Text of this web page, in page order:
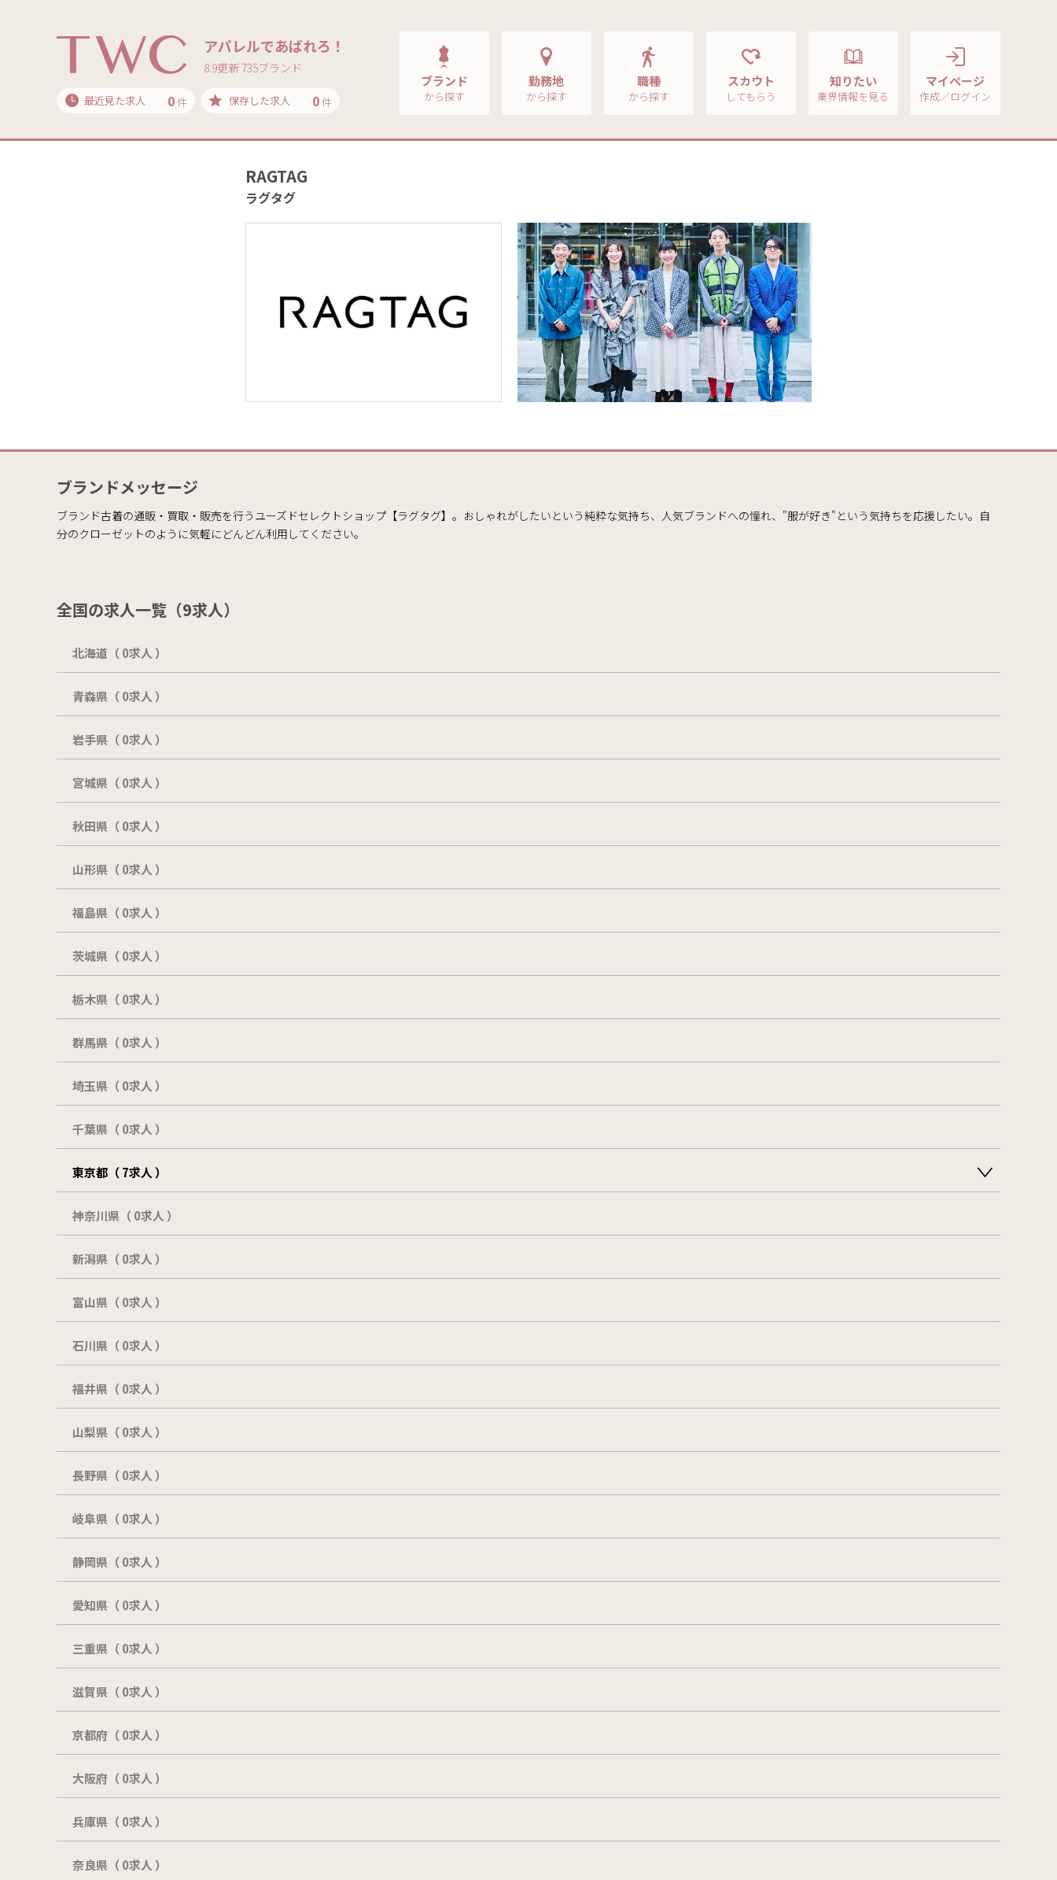
アパレルであばれろ！
8.9更新 735ブランド
最近見た求人 0件 保存した求人 0件
ブランド
から探す
勤務地
から探す
職種
から探す
スカウト
してもらう
知りたい
業界情報を見る
マイページ
作成／ログイン
RAGTAG
ラグタグ
ブランドメッセージ
ブランド古着の通販・買取・販売を行うユーズドセレクトショップ【ラグタグ】。おしゃれがしたいという純粋な気持ち、人気ブランドへの憧れ、"服が好き"という気持ちを応援したい。自
分のクローゼットのように気軽にどんどん利用してください。
全国の求人一覧（9求人）
北海道（ 0求人 ）
青森県（ 0求人 ）
岩手県（ 0求人 ）
宮城県（ 0求人 ）
秋田県（ 0求人 ）
山形県（ 0求人 ）
福島県（ 0求人 ）
茨城県（ 0求人 ）
栃木県（ 0求人 ）
群馬県（ 0求人 ）
埼玉県（ 0求人 ）
千葉県（ 0求人 ）
東京都（ 7求人 ）
神奈川県（ 0求人 ）
新潟県（ 0求人 ）
富山県（ 0求人 ）
石川県（ 0求人 ）
福井県（ 0求人 ）
山梨県（ 0求人 ）
長野県（ 0求人 ）
岐阜県（ 0求人 ）
静岡県（ 0求人 ）
愛知県（ 0求人 ）
三重県（ 0求人 ）
滋賀県（ 0求人 ）
京都府（ 0求人 ）
大阪府（ 0求人 ）
兵庫県（ 0求人 ）
奈良県（ 0求人 ）